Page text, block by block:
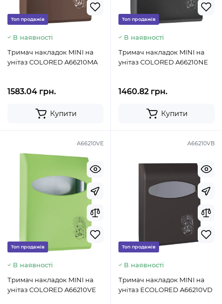
Топ продажів
В наявності
Тримач накладок MINI на
унітаз COLORED A66210MA
1583.04 грн.
Купити
Топ продажів
В наявності
Тримач накладок MINI на
унітаз COLORED A66210NE
1460.82 грн.
Купити
A66210VE
Топ продажів
В наявності
Тримач накладок MINI на
унітаз COLORED A66210VE
A66210VB
Топ продажів
В наявності
Тримач накладок MINI на
унітаз ECOLORED A66210VD